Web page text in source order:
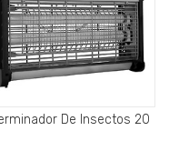
De Insectos 20